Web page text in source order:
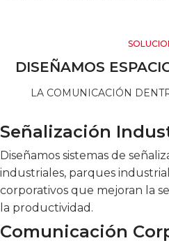
DISEÑAMOS
LA COMUNICACIÓN
Señalización
Diseñamos sistemas de
industriales, parques
corporativos que mejoran la
la productividad.
Comunicación